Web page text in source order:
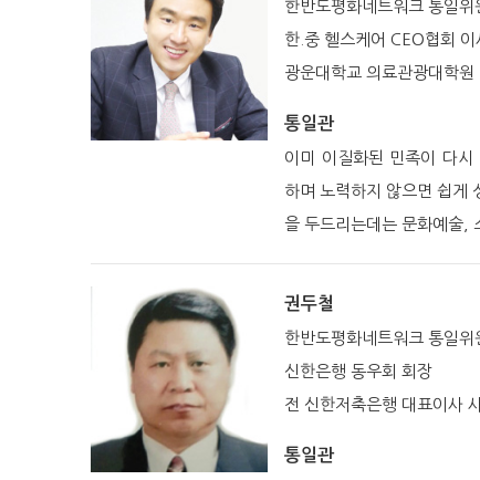
한반도평화네트워크 통일위
한.중 헬스케어 CEO협회 이
광운대학교 의료관광대학원
통일관
이미 이질화된 민족이 다
하며 노력하지 않으면 쉽게
을 두드리는데는 문화예술,
권두철
한반도평화네트워크 통일위
신한은행 동우회 회장
전 신한저축은행 대표이사
통일관